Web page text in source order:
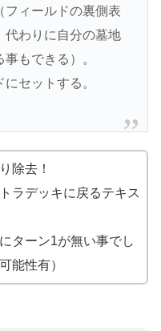
フィールドの裏側表
代わりに自分の墓地
もできる）。
セットする。
除去！
ラデッキに戻るテキス
ターン1が無い事でし
能性有）